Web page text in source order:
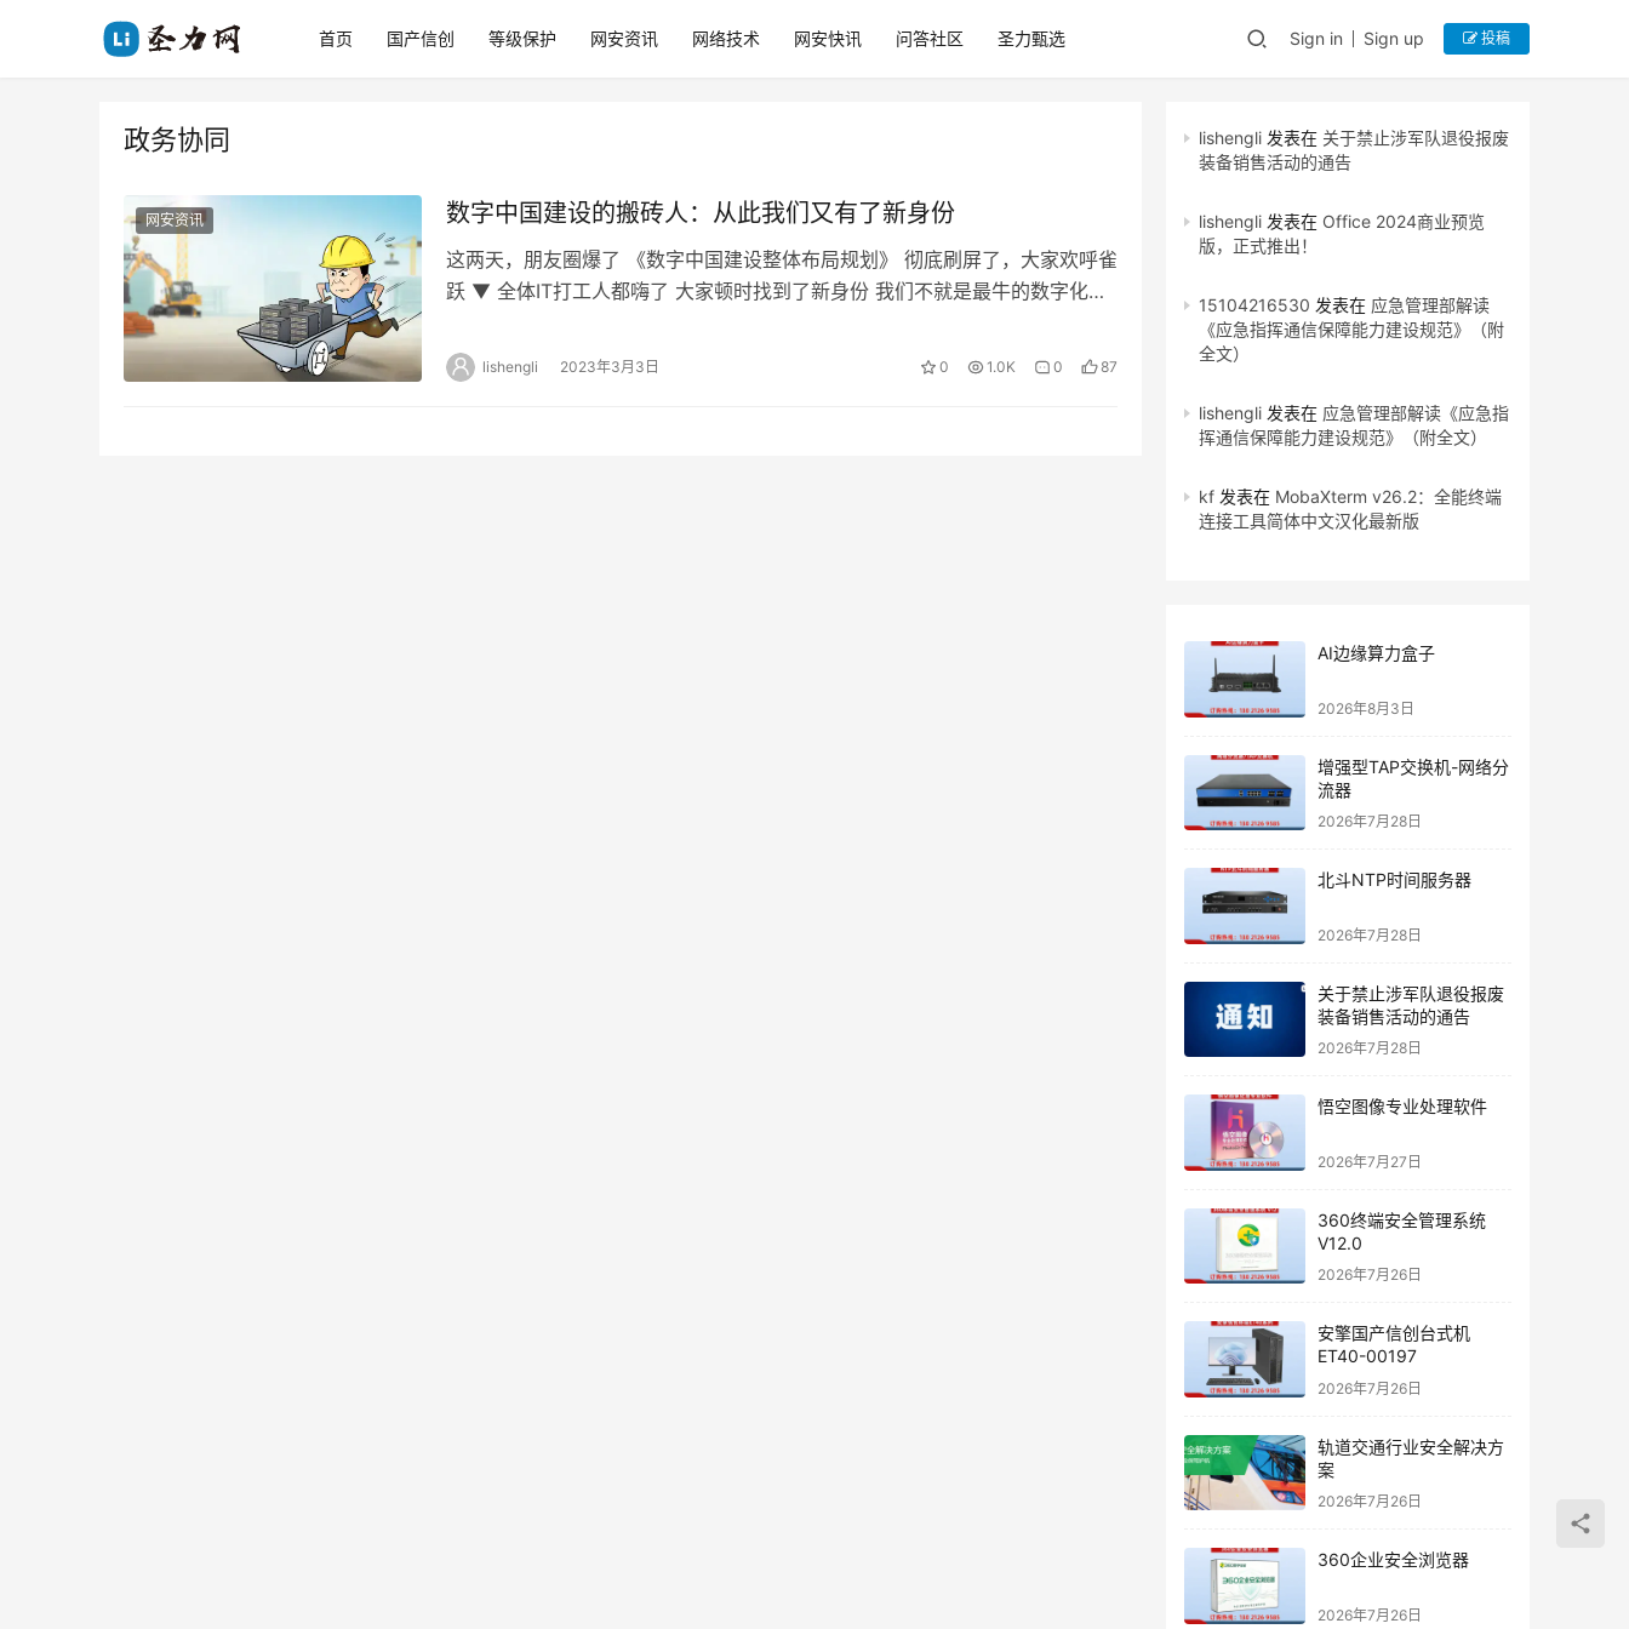
首页 国产信创 等级保护 网安资讯 网络技术 网安快讯 问答社区 圣力甄选 Sign in Sign up 投稿
政务协同
网安资讯 数字中国建设的搬砖人：从此我们又有了新身份
这两天，朋友圈爆了 《数字中国建设整体布局规划》 彻底刷屏了，大家欢呼雀
跃 ▼ 全体IT打工人都嗨了 大家顿时找到了新身份 我们不就是最牛的数字化搬
lishengli 2023年3月3日 0 1.0K 0 87
lishengli 发表在 关于禁止涉军队退役报废
装备销售活动的通告
lishengli 发表在 Office 2024商业预览
版，正式推出！
15104216530 发表在 应急管理部解读
《应急指挥通信保障能力建设规范》（附
全文）
lishengli 发表在 应急管理部解读《应急指
挥通信保障能力建设规范》（附全文）
kf 发表在 MobaXterm v26.2：全能终端
连接工具简体中文汉化最新版
AI边缘算力盒子
2026年8月3日
增强型TAP交换机-网络分
流器
2026年7月28日
北斗NTP时间服务器
2026年7月28日
关于禁止涉军队退役报废
装备销售活动的通告
2026年7月28日
悟空图像专业处理软件
2026年7月27日
360终端安全管理系统
V12.0
2026年7月26日
安擎国产信创台式机
ET40-00197
2026年7月26日
轨道交通行业安全解决方
案
2026年7月26日
360企业安全浏览器
2026年7月26日